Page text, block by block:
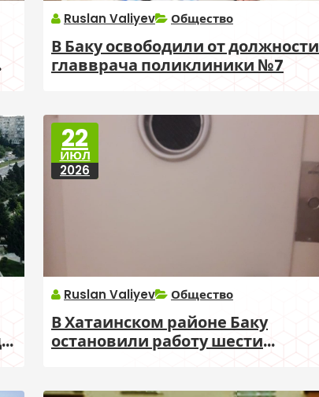
Ruslan Valiyev Общество
В Баку освободили от должности
главврача поликлиники №7
22
ИЮЛ
2026
Ruslan Valiyev Общество
В Хатаинском районе Баку
остановили работу шести